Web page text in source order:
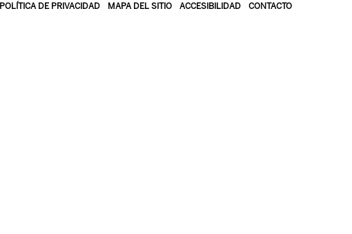
POLÍTICA DE PRIVACIDAD MAPA DEL SITIO ACCESIBILIDAD CONTACTO